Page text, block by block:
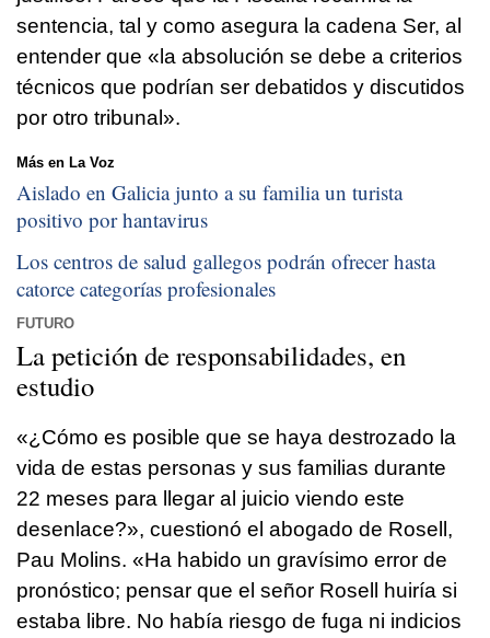
sentencia, tal y como asegura la cadena Ser, al
entender que «la absolución se debe a criterios
técnicos que podrían ser debatidos y discutidos
por otro tribunal».
Más en La Voz
Aislado en Galicia junto a su familia un turista
positivo por hantavirus
Los centros de salud gallegos podrán ofrecer hasta
catorce categorías profesionales
FUTURO
La petición de responsabilidades, en
estudio
«¿Cómo es posible que se haya destrozado la
vida de estas personas y sus familias durante
22 meses para llegar al juicio viendo este
desenlace?», cuestionó el abogado de Rosell,
Pau Molins. «Ha habido un gravísimo error de
pronóstico; pensar que el señor Rosell huiría si
estaba libre. No había riesgo de fuga ni indicios